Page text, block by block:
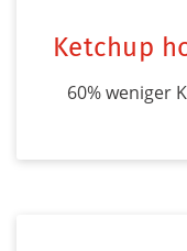
Ketchup
60% weniger